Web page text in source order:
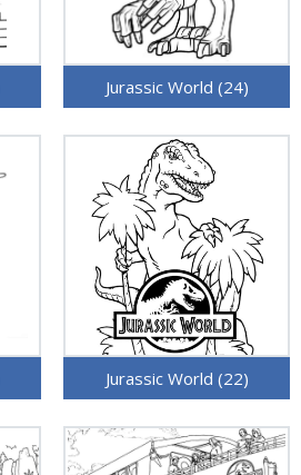
Jurassic World (24)
Jurassic World (22)